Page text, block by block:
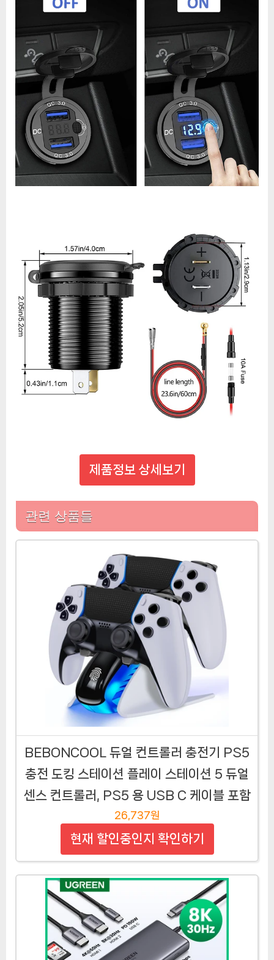
제품정보 상세보기
관련 상품들
BEBONCOOL 듀얼 컨트롤러 충전기 PS5
충전 도킹 스테이션 플레이 스테이션 5 듀얼
센스 컨트롤러, PS5 용 USB C 케이블 포함
26,737원
현재 할인중인지 확인하기